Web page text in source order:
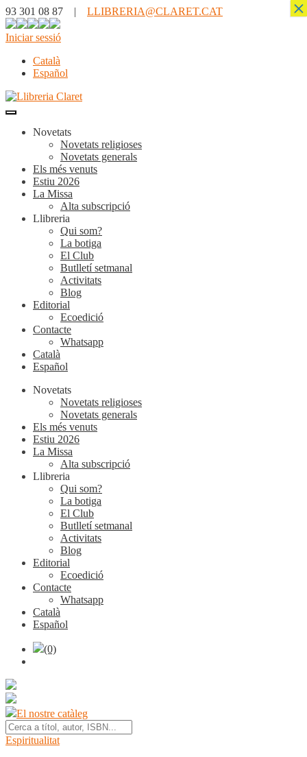
93 301 08 87 | LLIBRERIA@CLARET.CAT
Iniciar sessió
Català
Español
Novetats
Novetats religioses
Novetats generals
Els més venuts
Estiu 2026
La Missa
Alta subscripció
Llibreria
Qui som?
La botiga
El Club
Butlletí setmanal
Activitats
Blog
Editorial
Ecoedició
Contacte
Whatsapp
Català
Español
Novetats
Novetats religioses
Novetats generals
Els més venuts
Estiu 2026
La Missa
Alta subscripció
Llibreria
Qui som?
La botiga
El Club
Butlletí setmanal
Activitats
Blog
Editorial
Ecoedició
Contacte
Whatsapp
Català
Español
(0)
El nostre catàleg
Espiritualitat
×